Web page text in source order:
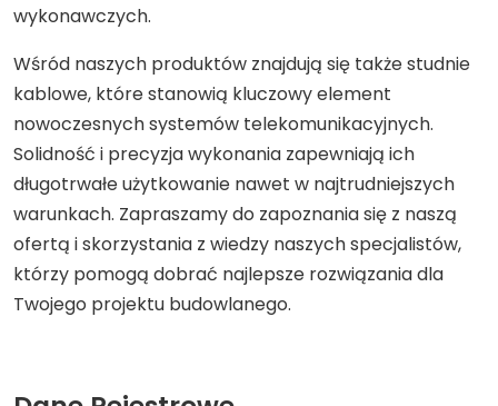
wykonawczych.
Wśród naszych produktów znajdują się także studnie
kablowe, które stanowią kluczowy element
nowoczesnych systemów telekomunikacyjnych.
Solidność i precyzja wykonania zapewniają ich
długotrwałe użytkowanie nawet w najtrudniejszych
warunkach. Zapraszamy do zapoznania się z naszą
ofertą i skorzystania z wiedzy naszych specjalistów,
którzy pomogą dobrać najlepsze rozwiązania dla
Twojego projektu budowlanego.